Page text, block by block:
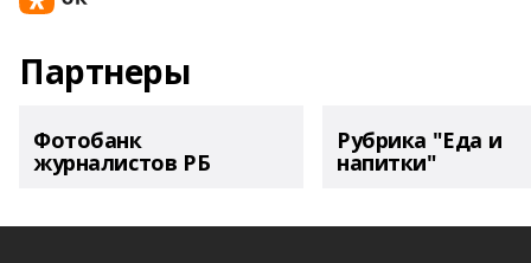
Партнеры
Фотобанк
журналистов РБ
Рубрика "Еда и
напитки"